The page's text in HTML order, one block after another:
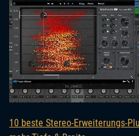
10 beste Stereo-Erweiterungs-